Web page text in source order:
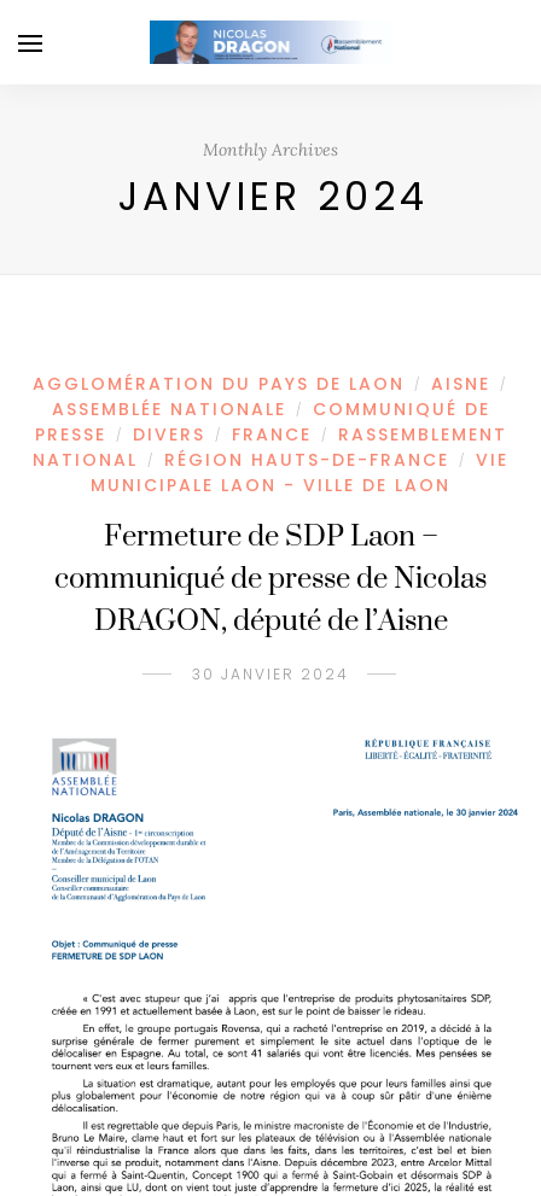
Monthly Archives
JANVIER 2024
AGGLOMÉRATION DU PAYS DE LAON / AISNE /
ASSEMBLÉE NATIONALE /
COMMUNIQUÉ DE
PRESSE
/ DIVERS / FRANCE /
RASSEMBLEMENT
NATIONAL
/ RÉGION HAUTS-DE-FRANCE /
VIE
MUNICIPALE LAON - VILLE DE LAON
Fermeture de SDP Laon –
communiqué de presse de Nicolas
DRAGON, député de l’Aisne
30 JANVIER 2024